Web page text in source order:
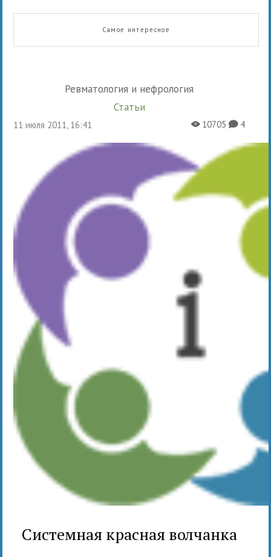
Самое интересное
Ревматология и нефрология
Статьи
11 июля 2011, 16:41 X10705K4
Системная красная волчанка